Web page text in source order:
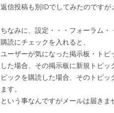
返信投稿も別IDでしてみたのですが
ちなみに、設定・・・フォーラム
購読にチェックを入れると、
ユーザーが気になった掲示板・ト
した場合、その掲示板に新規トピ
ピックを購読した場合、そのトピ
ます。
という事なんですがメールは届きま